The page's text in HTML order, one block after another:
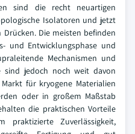
sind die recht neuartigen
Isolatoren und jetzt
Die meisten befinden
und Entwicklungsphase und
Mechanismen und
sind jedoch noch weit davon
für kryogene Materialien
oder in großem Maßstab
die praktischen Vorteile
Zuverlässigkeit,